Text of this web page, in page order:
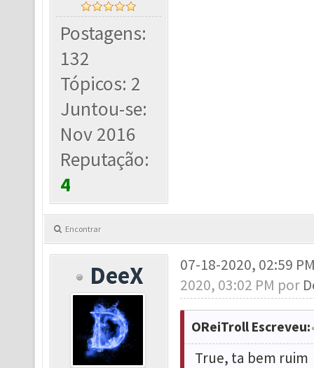
Postagens:
132
Tópicos: 2
Juntou-se:
Nov 2016
Reputação:
4
Encontrar
DeeX
07-18-2020, 02:59
2020, 03:02 PM por
OReiTroll Escreveu:
True, ta bem